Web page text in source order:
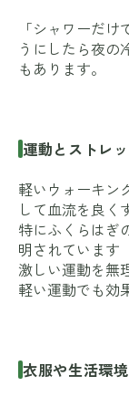
「シャワーだ
うにしたら夜の
もあります。
運動とストレ
軽いウォーキン
して血流を良く
特にふくらはぎ
明されています
激しい運動を無
軽い運動でも効
衣服や生活環